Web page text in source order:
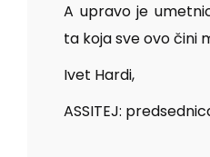
A upravo je
ta koja sve ovo čini
Ivet Hardi,
ASSITEJ: